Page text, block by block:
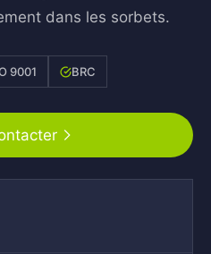
dans les sorbets.
9001 BRC